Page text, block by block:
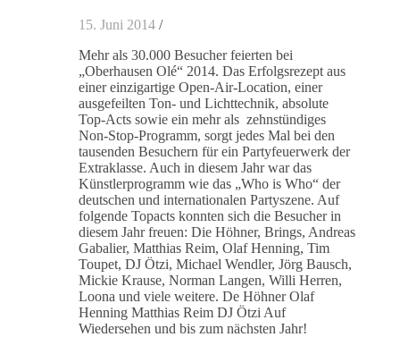
15. Juni 2014 /
Mehr als 30.000 Besucher feierten bei
„Oberhausen Olé“ 2014. Das Erfolgsrezept aus
einer einzigartige Open-Air-Location, einer
ausgefeilten Ton- und Lichttechnik, absolute
Top-Acts sowie ein mehr als zehnstündiges
Non-Stop-Programm, sorgt jedes Mal bei den
tausenden Besuchern für ein Partyfeuerwerk der
Extraklasse. Auch in diesem Jahr war das
Künstlerprogramm wie das „Who is Who“ der
deutschen und internationalen Partyszene. Auf
folgende Topacts konnten sich die Besucher in
diesem Jahr freuen: Die Höhner, Brings, Andreas
Gabalier, Matthias Reim, Olaf Henning, Tim
Toupet, DJ Ötzi, Michael Wendler, Jörg Bausch,
Mickie Krause, Norman Langen, Willi Herren,
Loona und viele weitere. De Höhner Olaf
Henning Matthias Reim DJ Ötzi Auf
Wiedersehen und bis zum nächsten Jahr!